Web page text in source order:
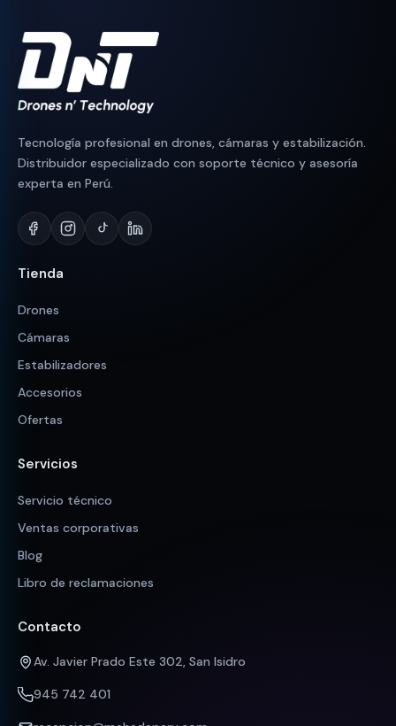
Tecnología profesional en drones, cámaras y estabilización.
Distribuidor especializado con soporte técnico y asesoría
experta en Perú.
Tienda
Drones
Cámaras
Estabilizadores
Accesorios
Ofertas
Servicios
Servicio técnico
Ventas corporativas
Blog
Libro de reclamaciones
Contacto
Av. Javier Prado Este 302, San Isidro
945 742 401